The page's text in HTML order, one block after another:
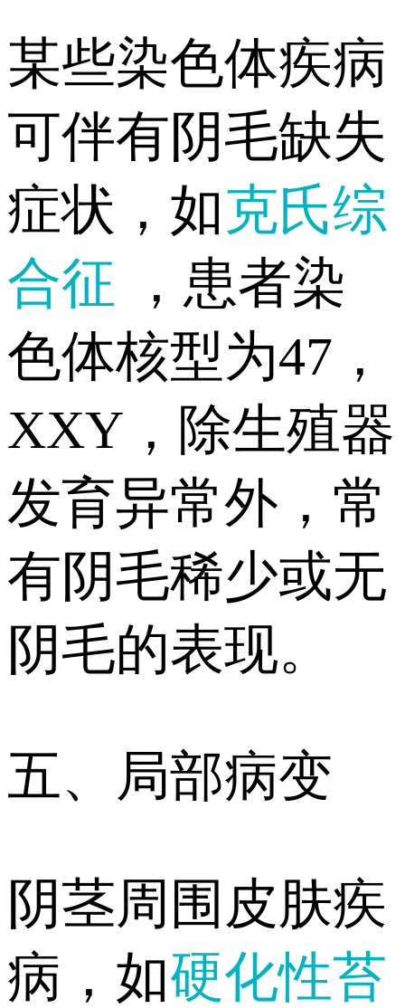
某些染色体疾病
可伴有阴毛缺失
症状，如克氏综
合征
，患者染
色体核型为47，
XXY，除生殖器
发育异常外，常
有阴毛稀少或无
阴毛的表现。
五、局部病变
阴茎周围皮肤疾
病，如硬化性苔